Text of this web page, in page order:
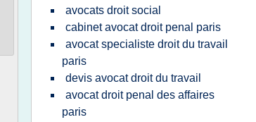
avocats droit social
cabinet avocat droit penal paris
avocat specialiste droit du travail
paris
devis avocat droit du travail
avocat droit penal des affaires
paris